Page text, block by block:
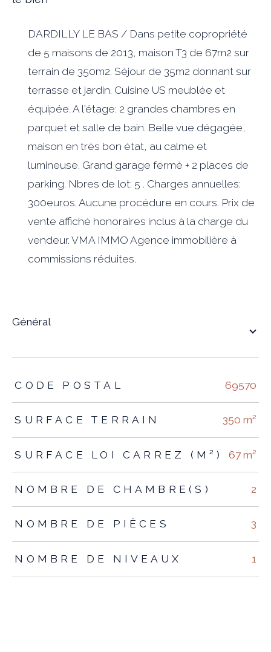
DARDILLY LE BAS / Dans petite copropriété
de 5 maisons de 2013, maison T3 de 67m2 sur
terrain de 350m2. Séjour de 35m2 donnant sur
terrasse et jardin. Cuisine US meublée et
équipée. A l'étage: 2 grandes chambres en
parquet et salle de bain. Belle vue dégagée,
maison en très bon état, au calme et
lumineuse. Grand garage fermé + 2 places de
parking. Nbres de lot: 5 . Charges annuelles:
300euros. Aucune procédure en cours. Prix de
vente affiché honoraires inclus à la charge du
vendeur. VMA IMMO Agence immobilière à
commissions réduites.
général
TRAD_ZEPHYR_Caracteristique TRAD_ZEPHYR_Valeurs
CODE POSTAL 69570
SURFACE TERRAIN 350 m²
SURFACE LOI CARREZ (M²) 67 m²
NOMBRE DE CHAMBRE(S) 2
NOMBRE DE PIÈCES 3
NOMBRE DE NIVEAUX 1